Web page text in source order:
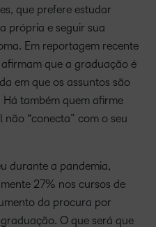
que prefere estudar
própria e seguir sua
Em reportagem recente
afirmam que a graduação é
em que os assuntos são
também quem afirme
“conecta” com o seu
durante a pandemia,
27% nos cursos de
da procura por
O que será que